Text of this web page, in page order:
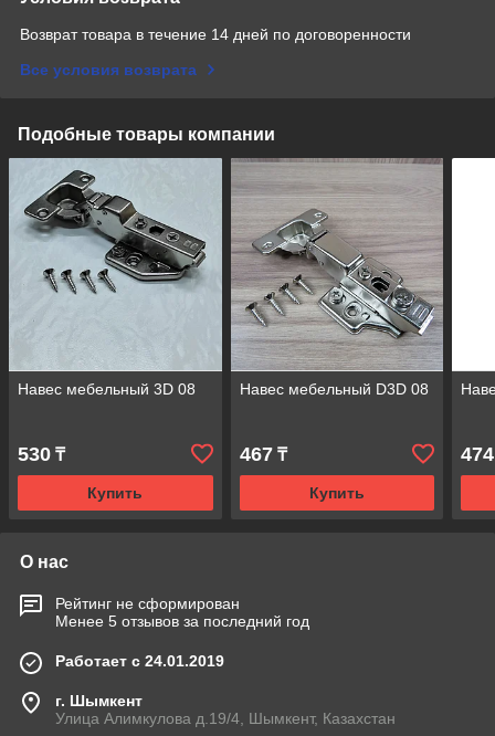
Возврат товара в течение 14 дней по договоренности
Все условия возврата
Подобные товары компании
Навес мебельный 3D 08
530 ₸
Купить
Навес мебельный D3D 08
467₸
Купить
474
О нас
Рейтинг не сформирован
Менее 5 отзывов за последний год
Работает с 24.01.2019
г. Шымкент
Улица Алимкулова д.19/4, Шымкент, Казахстан